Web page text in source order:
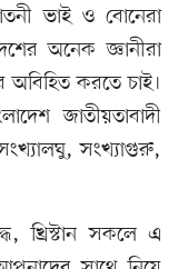
ভাই ও বোনেরা
অনেক জ্ঞানীরা
অবিহিত করতে চাই।
জাতীয়তাবাদী
সংখ্যাগুরু,
খ্রিস্টান সকলে এ